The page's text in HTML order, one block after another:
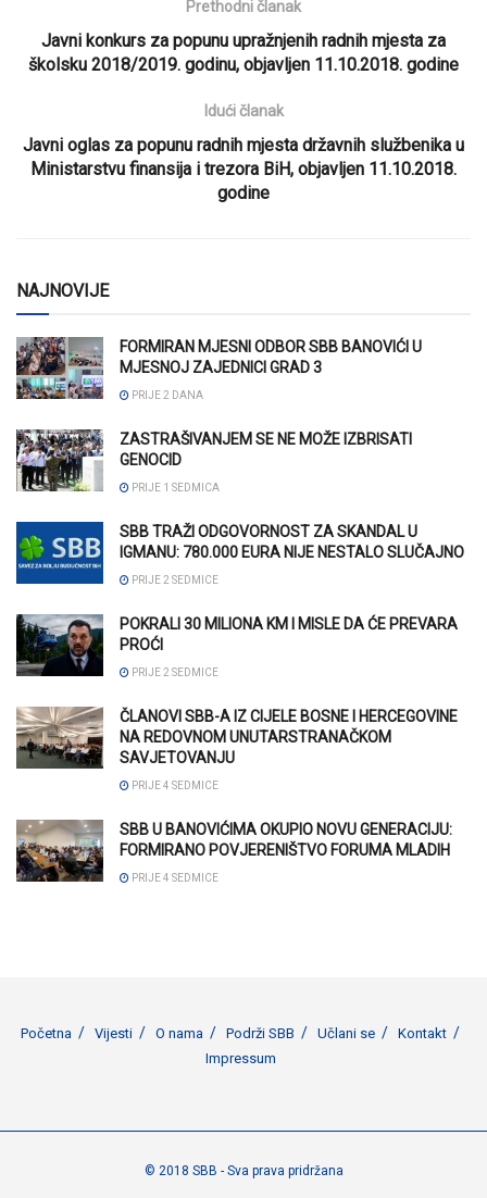
Prethodni članak
Javni konkurs za popunu upražnjenih radnih mjesta za
školsku 2018/2019. godinu, objavljen 11.10.2018. godine
Idući članak
Javni oglas za popunu radnih mjesta državnih službenika u
Ministarstvu finansija i trezora BiH, objavljen 11.10.2018.
godine
NAJNOVIJE
FORMIRAN MJESNI ODBOR SBB BANOVIĆI U
MJESNOJ ZAJEDNICI GRAD 3
PRIJE 2 DANA
ZASTRAŠIVANJEM SE NE MOŽE IZBRISATI
GENOCID
PRIJE 1 SEDMICA
SBB TRAŽI ODGOVORNOST ZA SKANDAL U
IGMANU: 780.000 EURA NIJE NESTALO SLUČAJNO
PRIJE 2 SEDMICE
POKRALI 30 MILIONA KM I MISLE DA ĆE PREVARA
PROĆI
PRIJE 2 SEDMICE
ČLANOVI SBB-A IZ CIJELE BOSNE I HERCEGOVINE
NA REDOVNOM UNUTARSTRANAČKOM
SAVJETOVANJU
PRIJE 4 SEDMICE
SBB U BANOVIĆIMA OKUPIO NOVU GENERACIJU:
FORMIRANO POVJERENIŠTVO FORUMA MLADIH
PRIJE 4 SEDMICE
Početna Vijesti O nama Podrži SBB Učlani se
Kontakt
Impressum
© 2018 SBB - Sva prava pridržana